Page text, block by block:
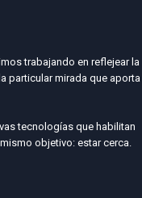
trabajando en reflejear la
particular mirada que aporta
tecnologías que habilitan
objetivo: estar cerca.